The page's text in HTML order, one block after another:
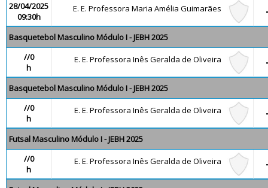
28/04/2025
09:30h
E. E. Professora Maria Amélia Guimarães
Basquetebol Masculino Módulo I - JEBH 2025
//0
h
E. E. Professora Inês Geralda de Oliveira
Basquetebol Masculino Módulo I - JEBH 2025
//0
h
E. E. Professora Inês Geralda de Oliveira
Futsal Masculino Módulo I - JEBH 2025
//0
h
E. E. Professora Inês Geralda de Oliveira